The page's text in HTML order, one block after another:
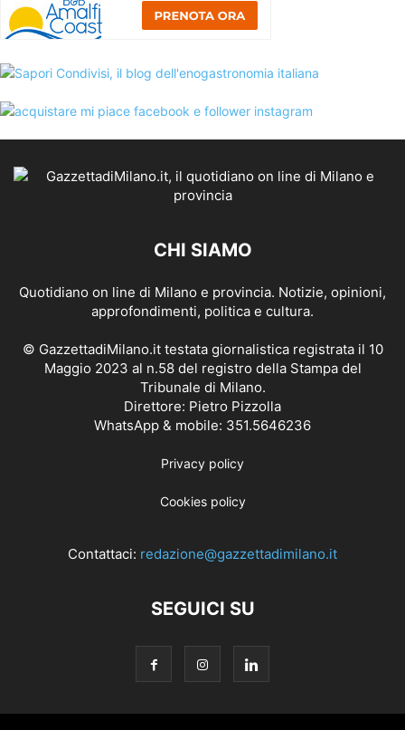
CHI SIAMO
Quotidiano on line di Milano e provincia. Notizie, opinioni,
approfondimenti, politica e cultura.
© GazzettadiMilano.it testata giornalistica registrata il 10
Maggio 2023 al n.58 del registro della Stampa del
Tribunale di Milano.
Direttore: Pietro Pizzolla
WhatsApp & mobile: 351.5646236
Privacy policy
Cookies policy
Contattaci: redazione@gazzettadimilano.it
SEGUICI SU